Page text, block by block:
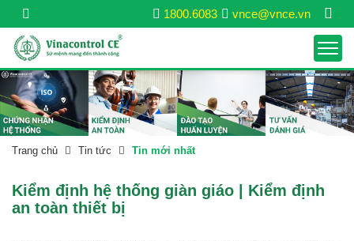
vnce@vnce.vn
1800.6083
Trang chủ Tin tức Tin mới nhất
Kiểm định hệ thống giàn giáo | Kiểm định
an toàn thiết bị